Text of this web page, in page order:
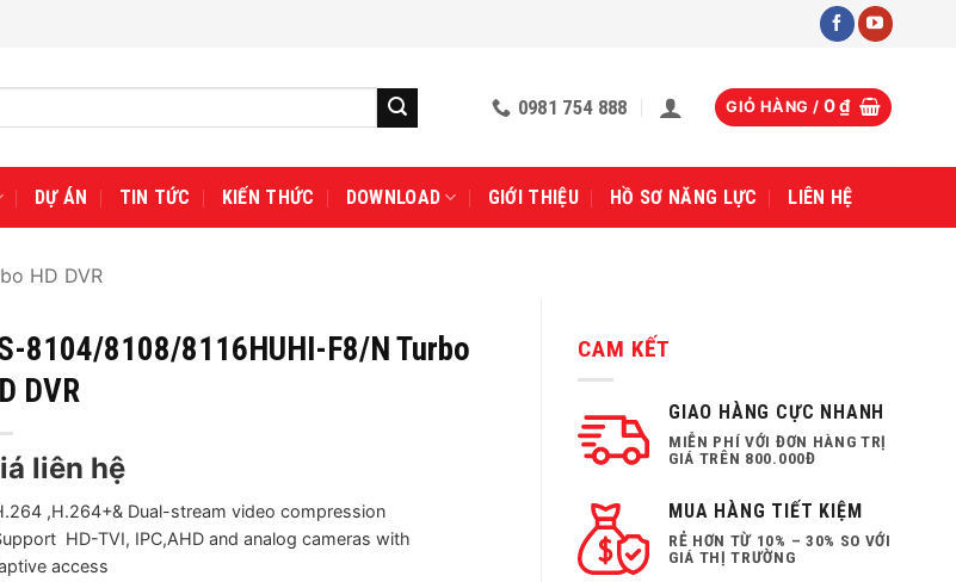
0981 754 888 GIỎ HÀNG / 0₫
DỰ ÁN TIN TỨC KIẾN THỨC DOWNLOAD GIỚI THIỆU HỒ SƠ NĂNG LỰC LIÊN HỆ
HD DVR
CAM KẾT
GIAO HÀNG CỰC NHANH
MIỄN PHÍ VỚI ĐƠN HÀNG TRỊ
GIÁ TRÊN 800.000Đ
MUA HÀNG TIẾT KIỆM
RẺ HƠN TỪ 10% – 30% SO VỚI
GIÁ THỊ TRƯỜNG
8104/8108/8116HUHI-F8/N Turbo
DVR
liên hệ
,H.264+& Dual-stream video compression
HD-TVI, IPC,AHD and analog cameras with
access